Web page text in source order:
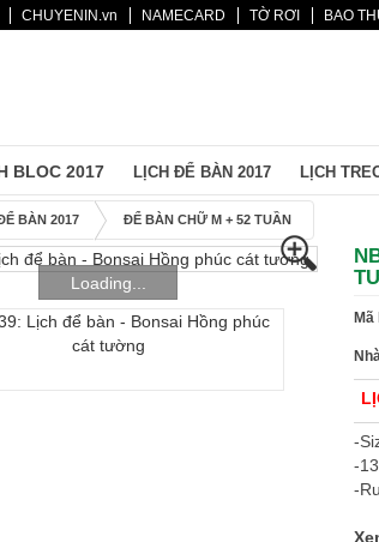
CHUYENIN.vn NAMECARD TỜ RƠI BAO
BLOC 2017 LỊCH ĐỂ BÀN 2017 LỊCH
BÀN 2017 ĐỂ BÀN CHỮ M + 52 TUẦN
Loading...
Mã
-
-
-